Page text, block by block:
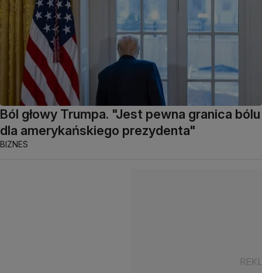
Ból głowy Trumpa. "Jest pewna granica bólu
dla amerykańskiego prezydenta"
BIZNES